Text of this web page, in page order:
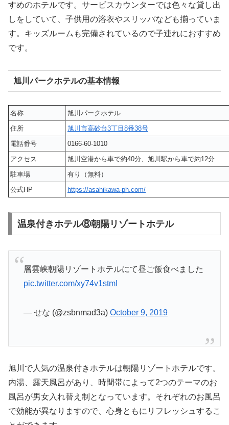
すめのホテルです。サービスカウンターでは色々な貸し出
しをしていて、子供用の浴衣やスリッパなども揃っていま
す。キッズルームも完備されているので子連れにおすすめ
です。
旭川パークホテルの基本情報
名称
旭川パークホテル
住所
旭川市高砂台3丁目8番38号
電話番号
0166-60-1010
アクセス
旭川空港から車で約40分、旭川駅から車で約12分
駐車場
有り（無料）
公式HP
https://asahikawa-ph.com/
温泉付きホテル⑧朝陽リゾートホテル
層雲峡朝陽リゾートホテルにて昼ご飯食べました
pic.twitter.com/xy74v1stmI
— せな (@zsbnmad3a) October 9, 2019
旭川で人気の温泉付きホテルは朝陽リゾートホテルです。
内湯、露天風呂があり、時間帯によって2つのテーマのお
風呂が男女入れ替え制となっています。それぞれのお風呂
で効能が異なりますので、心身ともにリフレッシュするこ